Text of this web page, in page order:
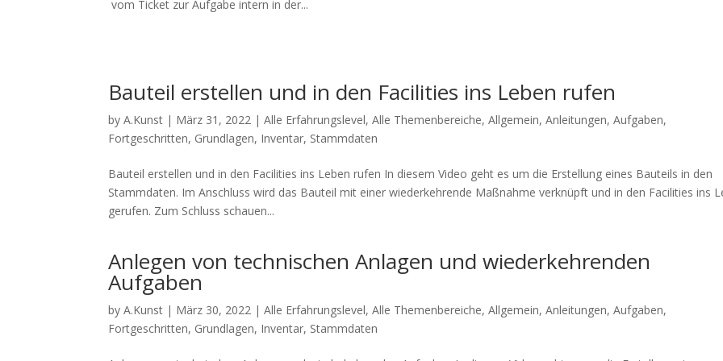
vom Ticket zur Aufgabe intern in der...
Bauteil erstellen und in den Facilities ins Leben rufen
byA.Kunst | März 31, 2022 |Alle Erfahrungslevel,Alle Themenbereiche,Allgemein,Anleitungen,Aufgaben,
Fortgeschritten, Grundlagen, Inventar, Stammdaten
Bauteil erstellen und in den Facilities ins Leben rufen In diesem Video geht es um die Erstellung eines Bauteils in den
Stammdaten. Im Anschluss wird das Bauteil mit einer wiederkehrende Maßnahme verknüpft und in den Facilities ins
gerufen. Zum Schluss schauen...
Anlegen von technischen Anlagen und wiederkehrenden
Aufgaben
byA.Kunst | März 30, 2022 |Alle Erfahrungslevel,Alle Themenbereiche,Allgemein,Anleitungen,Aufgaben,
Fortgeschritten, Grundlagen, Inventar, Stammdaten